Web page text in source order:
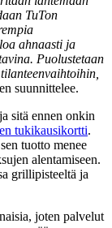
TuTon
ahnaasti ja
Puolustetaan
suunnittelee.
sitä ennen onkin
tukikausikortti.
tuotto menee
alentamiseen.
grillipisteeltä ja
joten palvelut